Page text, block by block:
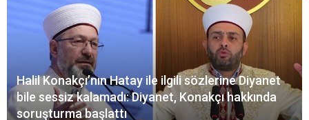
Halil Konakçı’nın Hatay ile ilgili sözlerine Diyanet
bile sessiz kalamadı: Diyanet, Konakçı hakkında
soruşturma başlattı